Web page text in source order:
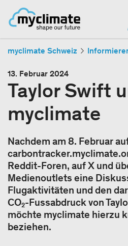
myclimate Schweiz
13. Februar 2024
Taylor Swift
myclimate
Nachdem am 8. Februar
Reddit-Foren, auf X und
Medienoutlets eine
Flugaktivitäten und den
CO₂-Fussabdruck von
möchte myclimate hierzu
beziehen.